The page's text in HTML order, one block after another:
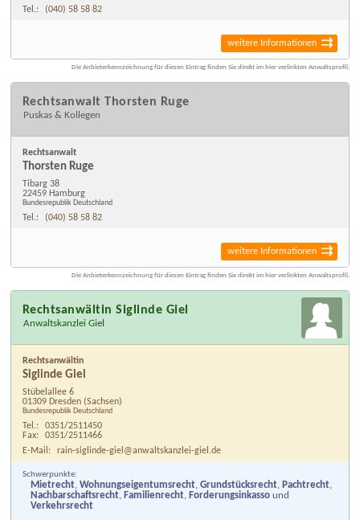
Tel.: (040) 58 58 82
weitere Informationen
Die Anbieterkennzeichnung für diesen Eintrag finden Sie direkt im hier verlinkten Anwaltsprofil.
Rechtsanwalt Thorsten Ruge
Puskas & Kollegen
Rechtsanwalt
Thorsten Ruge
Tibarg 38
22459 Hamburg
Bundesrepublik Deutschland
Tel.: (040) 58 58 82
weitere Informationen
Die Anbieterkennzeichnung für diesen Eintrag finden Sie direkt im hier verlinkten Anwaltsprofil.
Rechtsanwältin Siglinde Giel
Anwaltskanzlei Giel
Rechtsanwältin
Siglinde Giel
Stübelallee 6
01309 Dresden (Sachsen)
Bundesrepublik Deutschland
Tel.:
0351/2511450
Fax:
0351/2511466
E-Mail:
rain-siglinde-giel@anwaltskanzlei-giel.de
Schwerpunkte:
Mietrecht,Wohnungseigentumsrecht,Grundstücksrecht, Pachtrecht,
Nachbarschaftsrecht, Familienrecht, Forderungsinkasso und
Verkehrsrecht